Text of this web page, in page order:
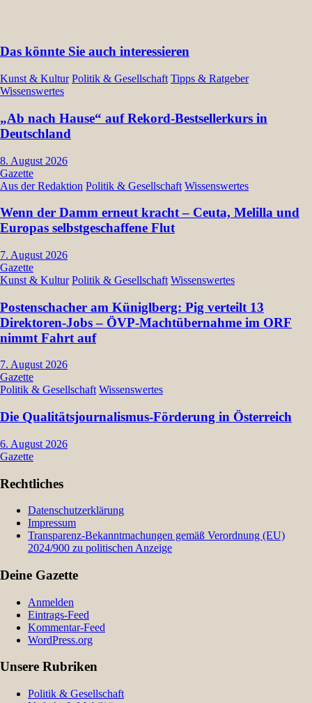
Das könnte Sie auch interessieren
Kunst & Kultur Politik & Gesellschaft Tipps & Ratgeber
Wissenswertes
„Ab nach Hause“ auf Rekord-Bestsellerkurs in
Deutschland
8. August 2026
Gazette
Aus der Redaktion Politik & Gesellschaft Wissenswertes
Wenn der Damm erneut kracht – Ceuta, Melilla und
Europas selbstgeschaffene Flut
7. August 2026
Gazette
Kunst & Kultur Politik & Gesellschaft Wissenswertes
Postenschacher am Küniglberg: Pig verteilt 13
Direktoren-Jobs – ÖVP-Machtübernahme im ORF
nimmt Fahrt auf
7. August 2026
Gazette
Politik & Gesellschaft Wissenswertes
Die Qualitätsjournalismus-Förderung in Österreich
6. August 2026
Gazette
Rechtliches
Datenschutzerklärung
Impressum
Transparenz-Bekanntmachungen gemäß Verordnung (EU)
2024/900 zu politischen Anzeige
Deine Gazette
Anmelden
Eintrags-Feed
Kommentar-Feed
WordPress.org
Unsere Rubriken
Politik & Gesellschaft